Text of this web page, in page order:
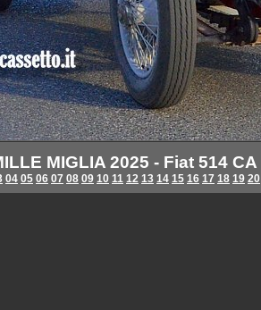
MIGLIA 2025 - Fiat 514
04 05 06 07 08 09 10 11 12 13 14 15 16 17 18 19 20